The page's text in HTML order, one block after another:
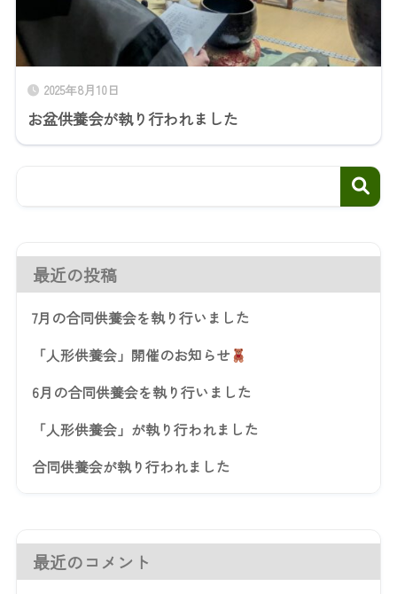
2025年8月10日
お盆供養会が執り行われました
最近の投稿
7月の合同供養会を執り行いました
「人形供養会」開催のお知らせ
6月の合同供養会を執り行いました
「人形供養会」が執り行われました
合同供養会が執り行われました
最近のコメント